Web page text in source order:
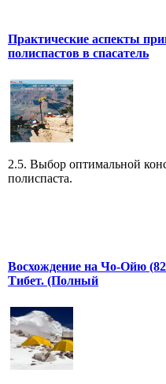
Практические аспекты
полиспастов в спасатель
2.5. Выбор оптимальной
полиспаста.
Восхождение на Чо-Ойю
Тибет. (Полный